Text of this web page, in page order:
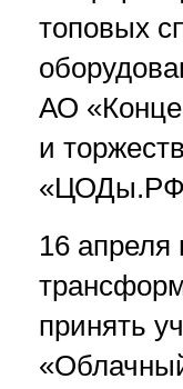
топовых
АО
и
16
принять